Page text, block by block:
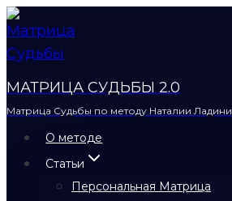
Перейти
к
содержимому
МАТРИЦА СУДЬБЫ 2.0
Матрица Судьбы по методу Наталии Ладини
О методе
Статьи
Персональная Матрица